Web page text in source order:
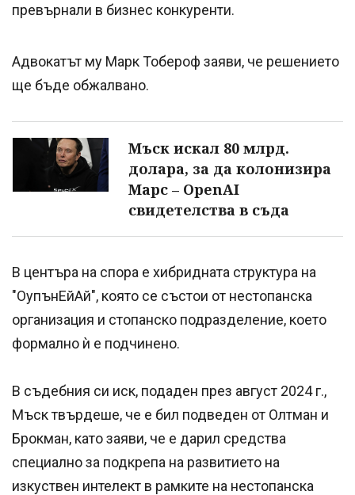
превърнали в бизнес конкуренти.
Адвокатът му Марк Тобероф заяви, че решението
ще бъде обжалвано.
Мъск искал 80 млрд.
долара, за да колонизира
Марс – OpenAI
свидетелства в съда
В центъра на спора е хибридната структура на
"OупънЕйАй", която се състои от нестопанска
организация и стопанско подразделение, което
формално ѝ е подчинено.
В съдебния си иск, подаден през август 2024 г.,
Мъск твърдеше, че е бил подведен от Олтман и
Брокман, като заяви, че е дарил средства
специално за подкрепа на развитието на
изкуствен интелект в рамките на нестопанска